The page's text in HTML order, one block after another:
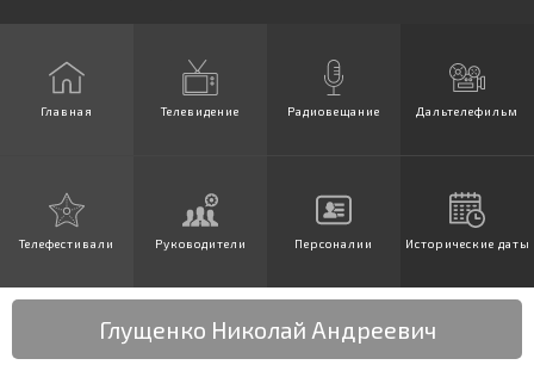
Главная Телевидение Радиовещание Дальтелефильм
Телефестивали Руководители Персоналии Исторические даты
Глущенко Николай Андреевич